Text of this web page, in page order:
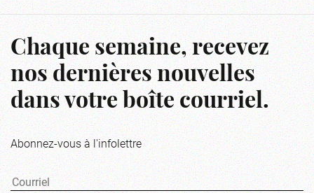
Chaque semaine, recevez
nos dernières nouvelles
dans votre boîte courriel.
Abonnez-vous à l'infolettre